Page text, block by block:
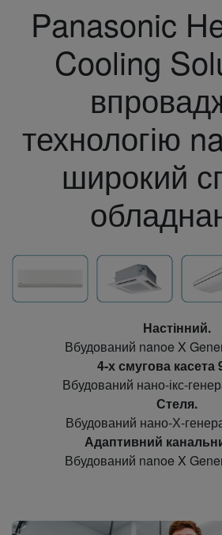
Panasonic
Cooling
технологію
широкий
Настінний.
Вбудований nanoe X
4-х смугова касета
Вбудований нано-ікс-
Стеля.
Вбудований нано-Х-
Адаптивний
Вбудований nanoe X